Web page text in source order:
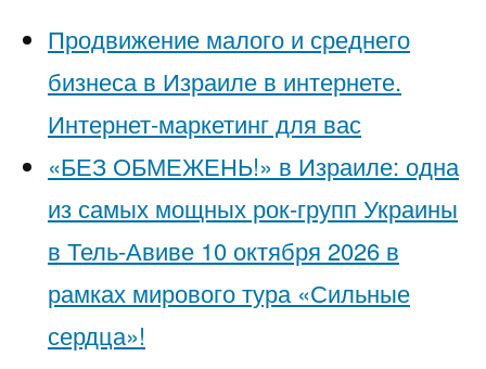
Продвижение малого и среднего
бизнеса в Израиле в интернете.
Интернет-маркетинг для вас
«БЕЗ ОБМЕЖЕНЬ!» в Израиле: одна
из самых мощных рок-групп Украины
в Тель-Авиве 10 октября 2026 в
рамках мирового тура «Сильные
сердца»!